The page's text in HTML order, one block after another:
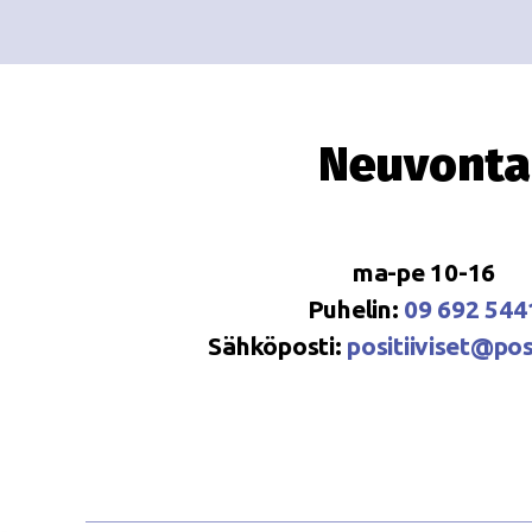
Neuvonta
ma-pe 10-16
Puhelin: 09 692
Sähköposti: